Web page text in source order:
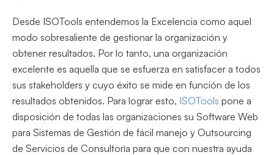
Desde ISOTools entendemos la Excelencia como aquel
modo sobresaliente de gestionar la organización y
obtener resultados. Por lo tanto, una organización
excelente es aquella que se esfuerza en satisfacer a todos
sus stakeholders y cuyo éxito se mide en función de los
resultados obtenidos. Para lograr esto, ISOTools pone a
disposición de todas las organizaciones su Software Web
para Sistemas de Gestión de fácil manejo y Outsourcing
de Servicios de Consultoría para que con nuestra ayuda